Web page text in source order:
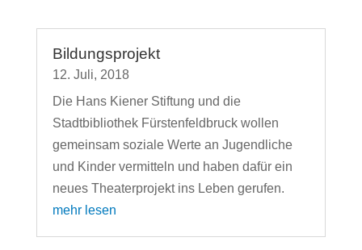
Bildungsprojekt
12. Juli, 2018
Die Hans Kiener Stiftung und die
Stadtbibliothek Fürstenfeldbruck wollen
gemeinsam soziale Werte an Jugendliche
und Kinder vermitteln und haben dafür ein
neues Theaterprojekt ins Leben gerufen.
mehr lesen